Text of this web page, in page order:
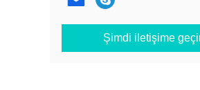
Şimdi iletişime